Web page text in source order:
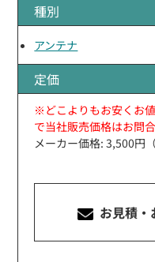
種別
アンテナ
定価
※どこよりもお安くお
で当社販売価格はお問
メーカー価格: 3,500円（
お見積・